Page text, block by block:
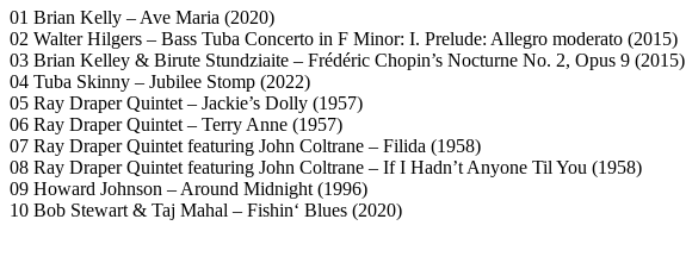
01 Brian Kelly – Ave Maria (2020)
02 Walter Hilgers – Bass Tuba Concerto in F Minor: I. Prelude: Allegro moderato (2015)
03 Brian Kelley & Birute Stundziaite – Frédéric Chopin’s Nocturne No. 2, Opus 9 (2015)
04 Tuba Skinny – Jubilee Stomp (2022)
05 Ray Draper Quintet – Jackie’s Dolly (1957)
06 Ray Draper Quintet – Terry Anne (1957)
07 Ray Draper Quintet featuring John Coltrane – Filida (1958)
08 Ray Draper Quintet featuring John Coltrane – If I Hadn’t Anyone Til You (1958)
09 Howard Johnson – Around Midnight (1996)
10 Bob Stewart & Taj Mahal – Fishin‘ Blues (2020)